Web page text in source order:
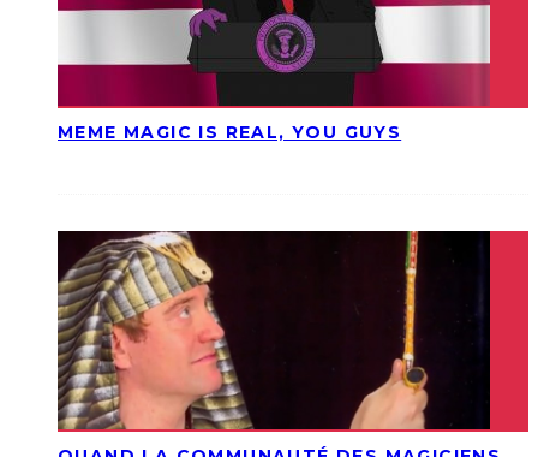
MEME MAGIC IS REAL, YOU GUYS